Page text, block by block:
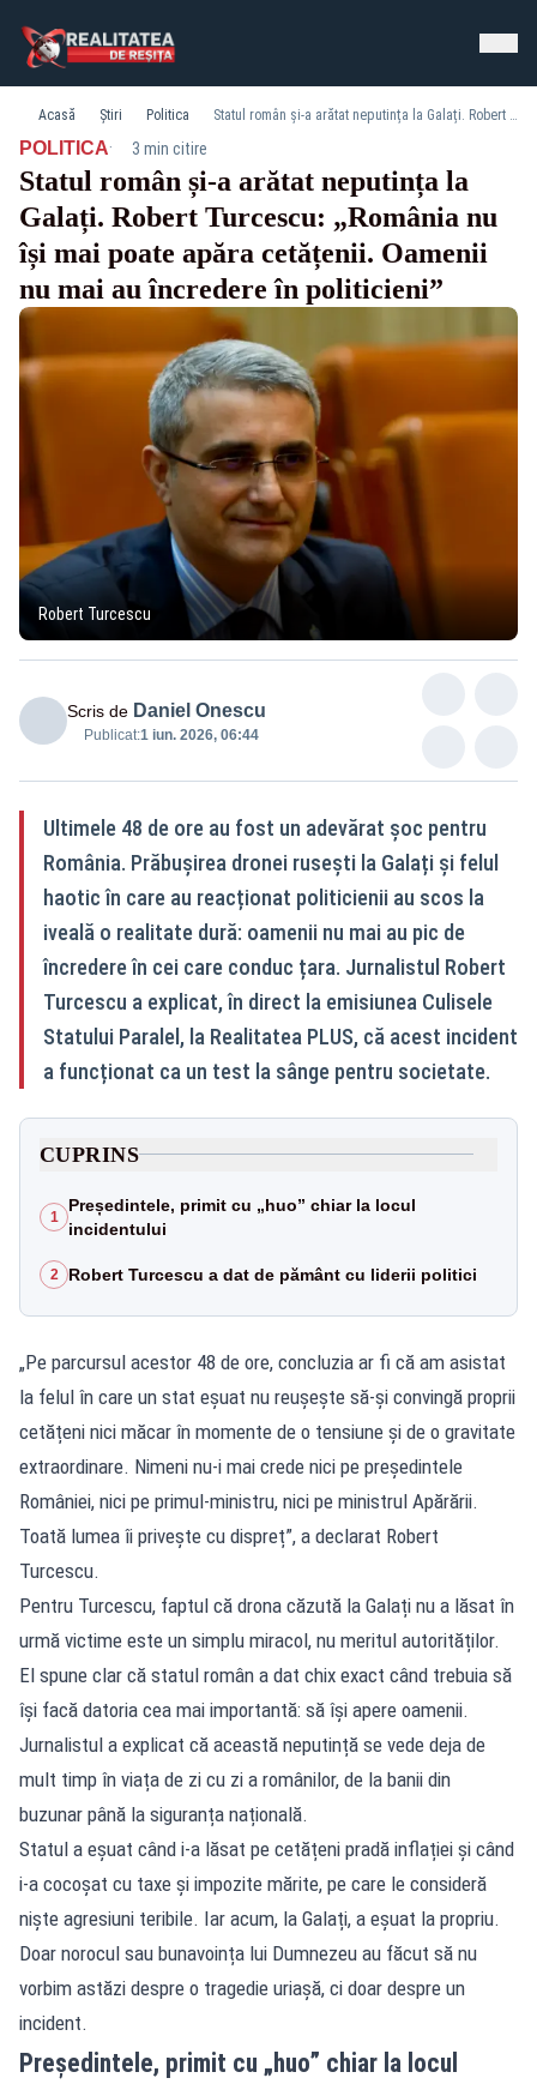
Acasă Știri Politica Statul român și-a arătat neputința la Galați. Robert Turcescu: „România nu își mai poate apăra cetățenii. Oamenii nu mai au încredere în politicieni”
POLITICA· 3 min citire
Statul român și-a arătat neputința la
Galați. Robert Turcescu: „România nu
își mai poate apăra cetățenii. Oamenii
nu mai au încredere în politicieni”
Robert Turcescu
Scris de Daniel Onescu
Publicat:1 iun. 2026, 06:44
Ultimele 48 de ore au fost un adevărat șoc pentru
România. Prăbușirea dronei rusești la Galați și felul
haotic în care au reacționat politicienii au scos la
iveală o realitate dură: oamenii nu mai au pic de
încredere în cei care conduc țara. Jurnalistul Robert
Turcescu a explicat, în direct la emisiunea Culisele
Statului Paralel, la Realitatea PLUS, că acest incident
a funcționat ca un test la sânge pentru societate.
CUPRINS
1
Președintele, primit cu „huo” chiar la locul
incidentului
2 Robert Turcescu a dat de pământ cu liderii politici
„Pe parcursul acestor 48 de ore, concluzia ar fi că am asistat
la felul în care un stat eșuat nu reușește să-și convingă proprii
cetățeni nici măcar în momente de o tensiune și de o gravitate
extraordinare. Nimeni nu-i mai crede nici pe președintele
României, nici pe primul-ministru, nici pe ministrul Apărării.
Toată lumea îi privește cu dispreț”, a declarat Robert
Turcescu.
Pentru Turcescu, faptul că drona căzută la Galați nu a lăsat în
urmă victime este un simplu miracol, nu meritul autorităților.
El spune clar că statul român a dat chix exact când trebuia să
își facă datoria cea mai importantă: să își apere oamenii.
Jurnalistul a explicat că această neputință se vede deja de
mult timp în viața de zi cu zi a românilor, de la banii din
buzunar până la siguranța națională.
Statul a eșuat când i-a lăsat pe cetățeni pradă inflației și când
i-a cocoșat cu taxe și impozite mărite, pe care le consideră
niște agresiuni teribile. Iar acum, la Galați, a eșuat la propriu.
Doar norocul sau bunavoința lui Dumnezeu au făcut să nu
vorbim astăzi despre o tragedie uriașă, ci doar despre un
incident.
Președintele, primit cu „huo” chiar la locul